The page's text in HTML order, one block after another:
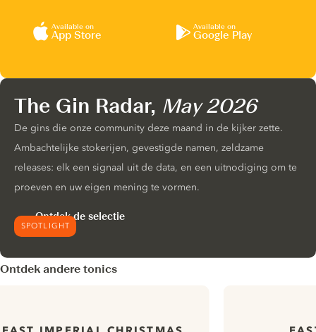
Available on
App Store
Available on
Google Play
SPOTLIGHT
The Gin Radar, May 2026
De gins die onze community deze maand in de kijker zette.
Ambachtelijke stokerijen, gevestigde namen, zeldzame
releases: elk een signaal uit de data, en een uitnodiging om te
proeven en uw eigen mening te vormen.
Ontdek de selectie
Ontdek andere tonics